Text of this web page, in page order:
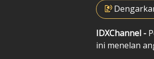
IDXChannel -
ini menelan